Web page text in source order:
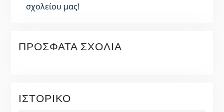
σχολείου μας!
ΠΡΌΣΦΑΤΑ ΣΧΌΛΙΑ
ΙΣΤΟΡΙΚΌ